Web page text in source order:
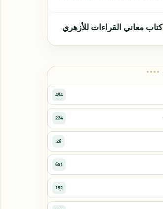
كتاب معاني القراءات للأزهري